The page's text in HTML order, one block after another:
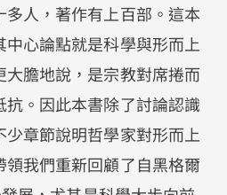
人，著作有上百部。這本
心論點就是科學與形而上
膽地說，是宗教對席捲而
。因此本書除了討論認識
章節說明哲學家對形而上
我們重新回顧了自黑格爾